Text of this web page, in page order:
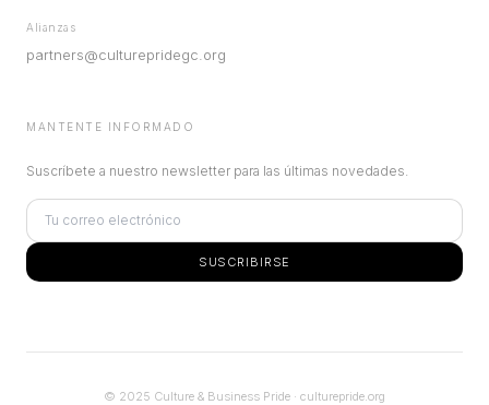
Alianzas
partners@culturepridegc.org
MANTENTE INFORMADO
Suscríbete a nuestro newsletter para las últimas novedades.
SUSCRIBIRSE
© 2025 Culture & Business Pride · culturepride.org